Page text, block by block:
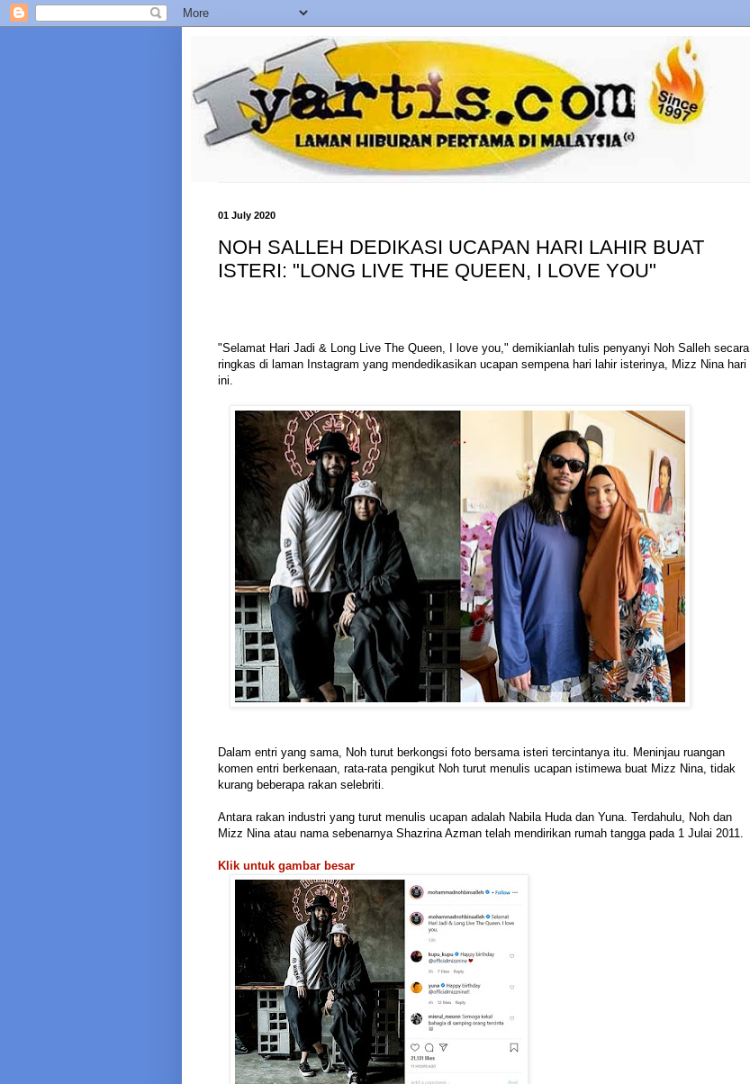
01 July 2020
NOH SALLEH DEDIKASI UCAPAN HARI LAHIR BUAT
ISTERI: "LONG LIVE THE QUEEN, I LOVE YOU"
"Selamat Hari Jadi & Long Live The Queen, I love you," demikianlah tulis penyanyi Noh Salleh secara
ringkas di laman Instagram yang mendedikasikan ucapan sempena hari lahir isterinya, Mizz Nina hari
ini.
Dalam entri yang sama, Noh turut berkongsi foto bersama isteri tercintanya itu. Meninjau ruangan
komen entri berkenaan, rata-rata pengikut Noh turut menulis ucapan istimewa buat Mizz Nina, tidak
kurang beberapa rakan selebriti.
Antara rakan industri yang turut menulis ucapan adalah Nabila Huda dan Yuna. Terdahulu, Noh dan
Mizz Nina atau nama sebenarnya Shazrina Azman telah mendirikan rumah tangga pada 1 Julai 2011.
Klik untuk gambar besar